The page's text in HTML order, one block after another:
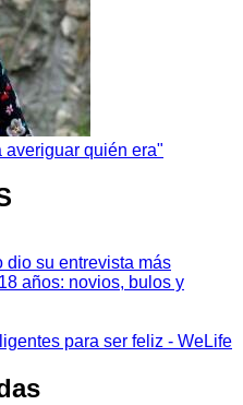
averiguar quién era"
dio su entrevista más
años: novios, bulos y
para ser feliz - WeLife